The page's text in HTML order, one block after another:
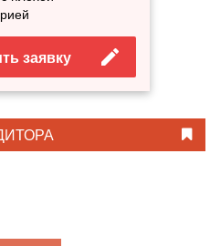
заявку